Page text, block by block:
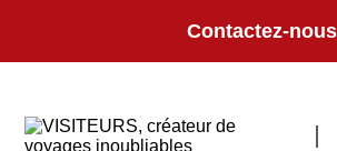
Contactez-nous